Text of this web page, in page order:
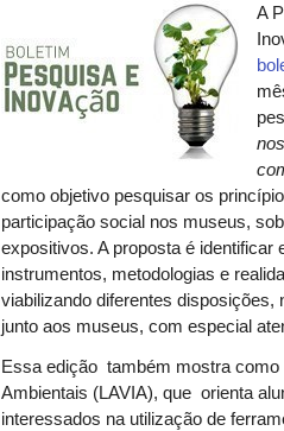
A
como objetivo pesquisar os
participação social nos museus,
expositivos. A proposta é
instrumentos, metodologias e
viabilizando diferentes
junto aos museus, com especial
Essa edição também mostra como
Ambientais (LAVIA), que orienta
interessados na utilização de